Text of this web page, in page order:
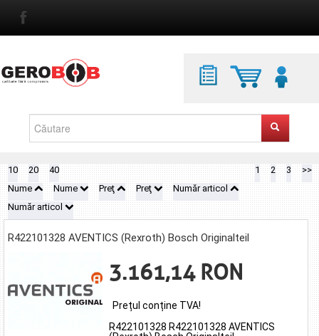
1 2 3 >>
10 20
40
Nume
Nume Preţ Preţ
Număr articol
Număr articol
R422101328 AVENTICS (Rexroth) Bosch Originalteil
3.161,14 RON
Prețul conține TVA!
R422101328 R422101328 AVENTICS